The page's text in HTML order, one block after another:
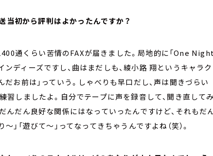
送当初から評判はよかったんですか？
通くらい苦情のFAXが届きました。局地的に「One Night
ディーズですし、曲はまだしも、綾小路 翔というキャラク
お前は」っていう。しゃべりも早口だし、声は聞きづらい
習しましたよ。自分でテープに声を録音して、聞き直してみ
んだん良好な関係にはなっていったんですけど、それもだ
」「遊びて～」ってなってきちゃうんですよね（笑）。